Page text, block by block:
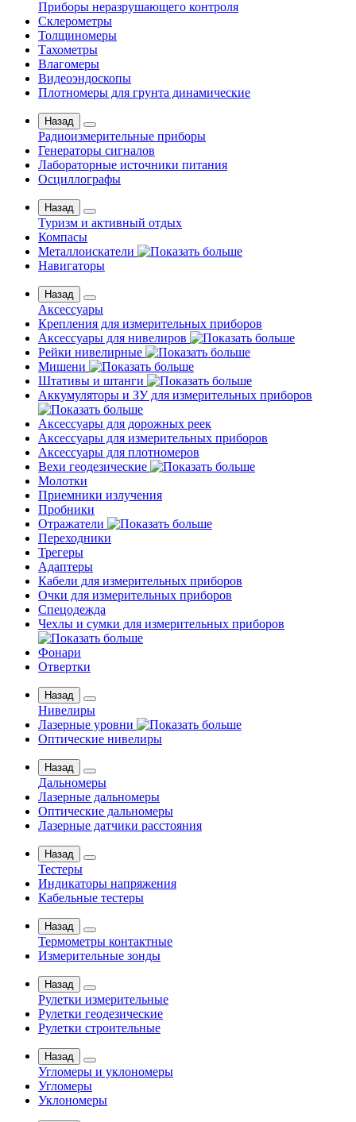
Приборы неразрушающего контроля
Склерометры
Толщиномеры
Тахометры
Влагомеры
Видеоэндоскопы
Плотномеры для грунта динамические
Назад
Радиоизмерительные приборы
Генераторы сигналов
Лабораторные источники питания
Осциллографы
Назад
Туризм и активный отдых
Компасы
Металлоискатели
Навигаторы
Назад
Аксессуары
Крепления для измерительных приборов
Аксессуары для нивелиров
Рейки нивелирные
Мишени
Штативы и штанги
Аккумуляторы и ЗУ для измерительных приборов
Аксессуары для дорожных реек
Аксессуары для измерительных приборов
Аксессуары для плотномеров
Вехи геодезические
Молотки
Приемники излучения
Пробники
Отражатели
Переходники
Трегеры
Адаптеры
Кабели для измерительных приборов
Очки для измерительных приборов
Спецодежда
Чехлы и сумки для измерительных приборов
Фонари
Отвертки
Назад
Нивелиры
Лазерные уровни
Оптические нивелиры
Назад
Дальномеры
Лазерные дальномеры
Оптические дальномеры
Лазерные датчики расстояния
Назад
Тестеры
Индикаторы напряжения
Кабельные тестеры
Назад
Термометры контактные
Измерительные зонды
Назад
Рулетки измерительные
Рулетки геодезические
Рулетки строительные
Назад
Угломеры и уклономеры
Угломеры
Уклономеры